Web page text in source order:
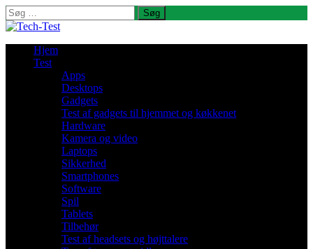
Søg
efter:
Hjem
Test
Apps
Desktops
Gadgets
Test af gadgets til hjemmet og køkkenet
Hardware
Kamera og video
Laptops
Sikkerhed
Smartphones
Software
Spil
Tablets
Tilbehør
Test af headsets og højttalere